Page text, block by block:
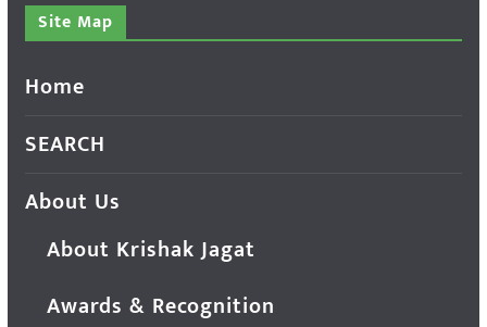
Site Map
Home
SEARCH
About Us
About Krishak Jagat
Awards & Recognition